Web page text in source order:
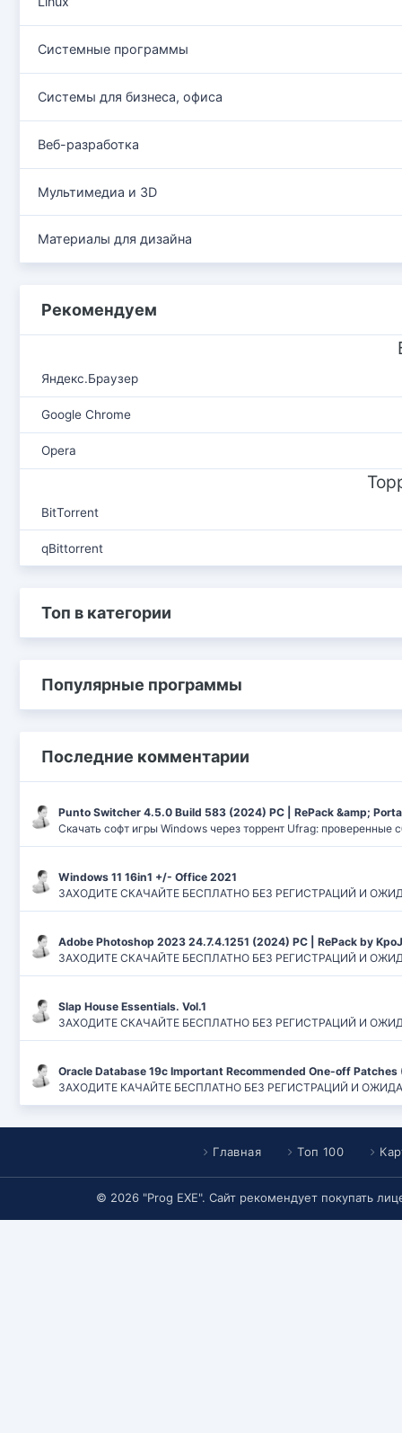
Системные программы
Системы для бизнеса, офиса
Веб-разработка
Мультимедиа и 3D
Материалы для дизайна
Рекомендуем
Яндекс.Браузер
Google Chrome
Opera
BitTorrent
qBittorrent
Топ в категории
Популярные программы
Последние комментарии
Punto Switcher 4.5.0 Build 583 (2024) РС | RePack &amp;
Скачать софт игры Windows через торрент Ufrag: проверенные
Windows 11 16in1 +/- Office 2021
ЗАХОДИТЕ СКАЧАЙТЕ БЕСПЛАТНО БЕЗ РЕГИСТРАЦИЙ И
Adobe Photoshop 2023 24.7.4.1251 (2024) PC | RePack by
ЗАХОДИТЕ СКАЧАЙТЕ БЕСПЛАТНО БЕЗ РЕГИСТРАЦИЙ И
Slap House Essentials. Vol.1
ЗАХОДИТЕ СКАЧАЙТЕ БЕСПЛАТНО БЕЗ РЕГИСТРАЦИЙ И
Oracle Database 19c Important Recommended One-off Patches
ЗАХОДИТЕ КАЧАЙТЕ БЕСПЛАТНО БЕЗ РЕГИСТРАЦИЙ И
Главная Топ 100
© 2026 "Prog EXE". Сайт рекомендует покупать